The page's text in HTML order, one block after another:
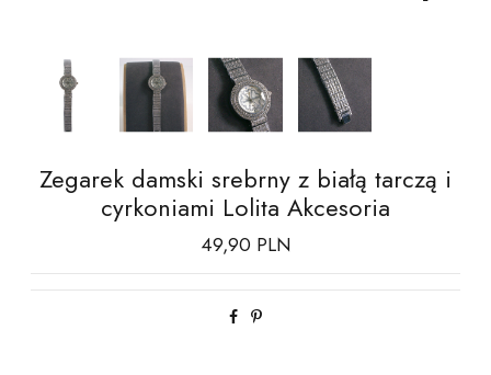
Zegarek damski srebrny z białą tarczą i
cyrkoniami Lolita Akcesoria
49,90 PLN